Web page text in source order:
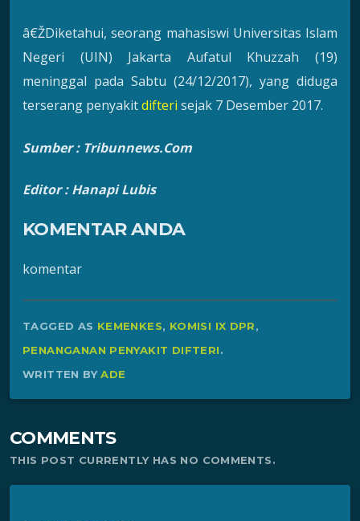
â€ŽDiketahui, seorang mahasiswi Universitas Islam
Negeri (UIN) Jakarta Aufatul Khuzzah (19)
meninggal pada Sabtu (24/12/2017), yang diduga
terserang penyakitdifteri sejak 7 Desember 2017.
Sumber : Tribunnews.Com
Editor : Hanapi Lubis
KOMENTAR ANDA
komentar
TAGGED AS KEMENKES, KOMISI IX DPR,
PENANGANAN PENYAKIT DIFTERI.
WRITTEN BYADE
COMMENTS
THIS POST CURRENTLY HAS NO COMMENTS.